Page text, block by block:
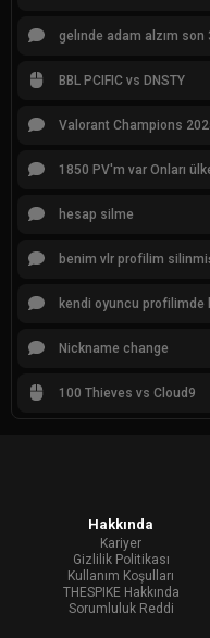
gelınde adam alzım son
BBL PCIFIC vs DNSTY
Valorant Champions
1850 PV'm var Onları
hesap silme
benim vlr profilim
kendi oyuncu
Nickname change
100 Thieves vs Cloud9
Hakkında
Kariyer
Gizlilik Politikası
Kullanım Koşulları
THESPIKE Hakkında
Sorumluluk Reddi